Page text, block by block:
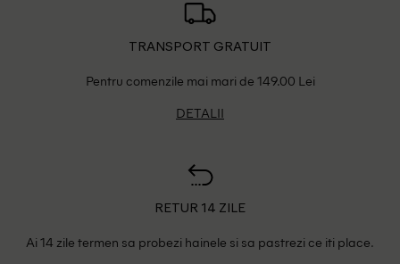
TRANSPORT GRATUIT
Pentru comenzile mai mari de 149.00 Lei
DETALII
RETUR 14 ZILE
Ai 14 zile termen sa probezi hainele si sa pastrezi ce iti place.